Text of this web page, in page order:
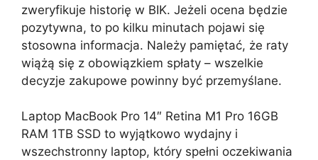
zweryfikuje historię w BIK. Jeżeli ocena będzie
pozytywna, to po kilku minutach pojawi się
stosowna informacja. Należy pamiętać, że raty
wiążą się z obowiązkiem spłaty – wszelkie
decyzje zakupowe powinny być przemyślane.
Laptop MacBook Pro 14″ Retina M1 Pro 16GB
RAM 1TB SSD to wyjątkowo wydajny i
wszechstronny laptop, który spełni oczekiwania